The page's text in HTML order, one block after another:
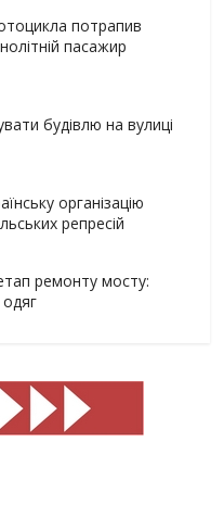
потрапив
пасажир
будівлю на вулиці
організацію
репресій
ремонту мосту: